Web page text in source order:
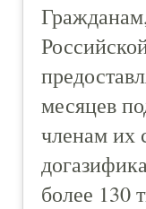
месяцев
членам их
более 130